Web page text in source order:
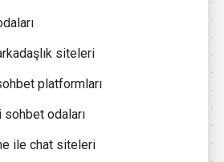
siteleri
platformları
odaları
ile chat siteleri